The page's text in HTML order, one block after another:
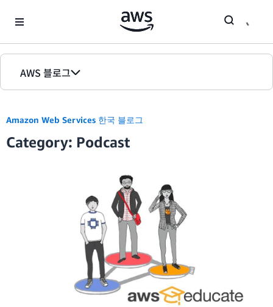
AWS 블로그
에디션
Amazon Web Services 한국 블로그
Category: Podcast